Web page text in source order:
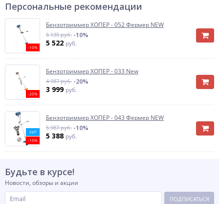
Персональные рекомендации
-10%
Бензотриммер ХОПЕР - 052 Фермер NEW
6 135 руб. -10%
5 522 руб.
-20%
Бензотриммер ХОПЕР - 033 New
4 987 руб. -20%
3 999 руб.
ХИТ
-10%
Бензотриммер ХОПЕР - 043 Фермер NEW
5 987 руб. -10%
5 388 руб.
Будьте в курсе!
Новости, обзоры и акции
ПОДПИСАТЬСЯ